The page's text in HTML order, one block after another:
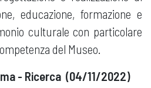
educazione, formazione e
culturale con particolare
del Museo.
- Ricerca (04/11/2022)